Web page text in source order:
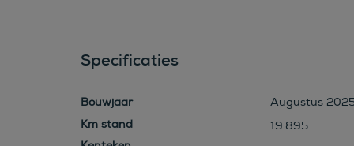
Specificaties
Bouwjaar
Augustus
19.895